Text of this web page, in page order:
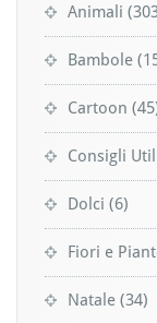
Animali
Bambole
Cartoon
Consigli
Dolci (6)
Fiori e
Natale (34)